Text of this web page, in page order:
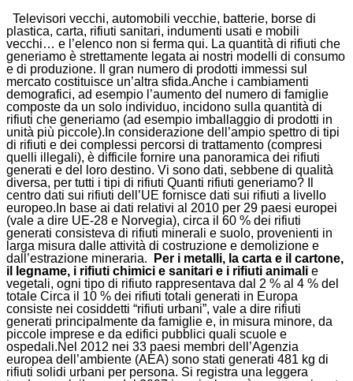
rifiuti
Televisori vecchi, automobili vecchie, batterie, borse di
plastica, carta, rifiuti sanitari, indumenti usati e mobili
vecchi… e l’elenco non si ferma qui. La quantità di rifiuti che
generiamo è strettamente legata ai nostri modelli di consumo
e di produzione. Il gran numero di prodotti immessi sul
mercato costituisce un’altra sfida.Anche i cambiamenti
demografici, ad esempio l’aumento del numero di famiglie
composte da un solo individuo, incidono sulla quantità di
rifiuti che generiamo (ad esempio imballaggio di prodotti in
unità più piccole).In considerazione dell’ampio spettro di tipi
di rifiuti e dei complessi percorsi di trattamento (compresi
quelli illegali), è difficile fornire una panoramica dei rifiuti
generati e del loro destino. Vi sono dati, sebbene di qualità
diversa, per tutti i tipi di rifiuti Quanti rifiuti generiamo? Il
centro dati sui rifiuti dell’UE fornisce dati sui rifiuti a livello
europeo.In base ai dati relativi al 2010 per 29 paesi europei
(vale a dire UE-28 e Norvegia), circa il 60 % dei rifiuti
generati consisteva di rifiuti minerali e suolo, provenienti in
larga misura dalle attività di costruzione e demolizione e
dall’estrazione mineraria.
Per i metalli, la carta e il cartone,
il legname, i rifiuti chimici e sanitari e i rifiuti animali e
vegetali, ogni tipo di rifiuto rappresentava dal 2 % al 4 % del
totale Circa il 10 % dei rifiuti totali generati in Europa
consiste nei cosiddetti “rifiuti urbani”, vale a dire rifiuti
generati principalmente da famiglie e, in misura minore, da
piccole imprese e da edifici pubblici quali scuole e
ospedali.Nel 2012 nei 33 paesi membri dell’Agenzia
europea dell’ambiente (AEA) sono stati generati 481 kg di
rifiuti solidi urbani per persona. Si registra una leggera